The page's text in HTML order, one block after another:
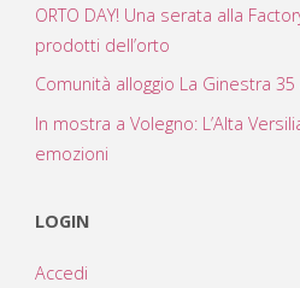
ORTO DAY! Una serata alla
prodotti dell’orto
Comunità alloggio La Ginestra
In mostra a Volegno: L’Alta
emozioni
LOGIN
Accedi